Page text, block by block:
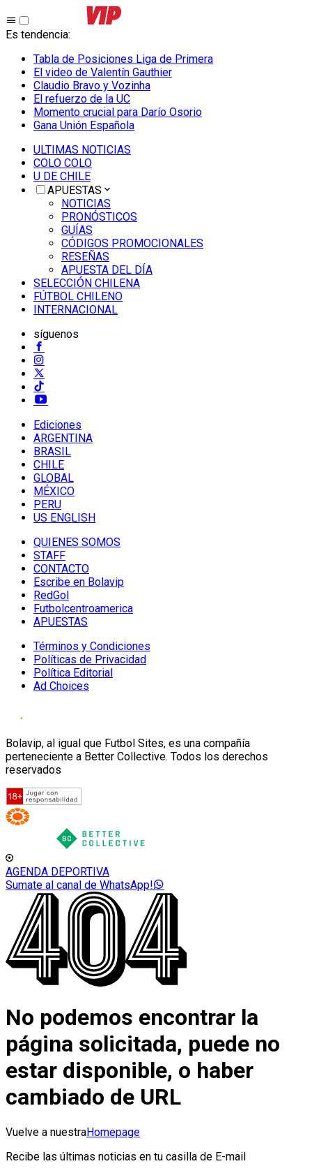
Es tendencia:
Tabla de Posiciones Liga de Primera
El video de Valentín Gauthier
Claudio Bravo y Vozinha
El refuerzo de la UC
Momento crucial para Darío Osorio
Gana Unión Española
ULTIMAS NOTICIAS
COLO COLO
U DE CHILE
APUESTAS
NOTICIAS
PRONÓSTICOS
GUÍAS
CÓDIGOS PROMOCIONALES
RESEÑAS
APUESTA DEL DÍA
SELECCIÓN CHILENA
FÚTBOL CHILENO
INTERNACIONAL
síguenos
Ediciones
ARGENTINA
BRASIL
CHILE
GLOBAL
MÉXICO
PERU
US ENGLISH
QUIENES SOMOS
STAFF
CONTACTO
Escribe en Bolavip
RedGol
Futbolcentroamerica
APUESTAS
Términos y Condiciones
Políticas de Privacidad
Política Editorial
Ad Choices
Bolavip, al igual que Futbol Sites, es una compañía
perteneciente a Better Collective. Todos los derechos
reservados
AGENDA DEPORTIVA
Sumate al canal de WhatsApp!
No podemos encontrar la
página solicitada, puede no
estar disponible, o haber
cambiado de URL
Vuelve a nuestraHomepage
Recibe las últimas noticias en tu casilla de E-mail